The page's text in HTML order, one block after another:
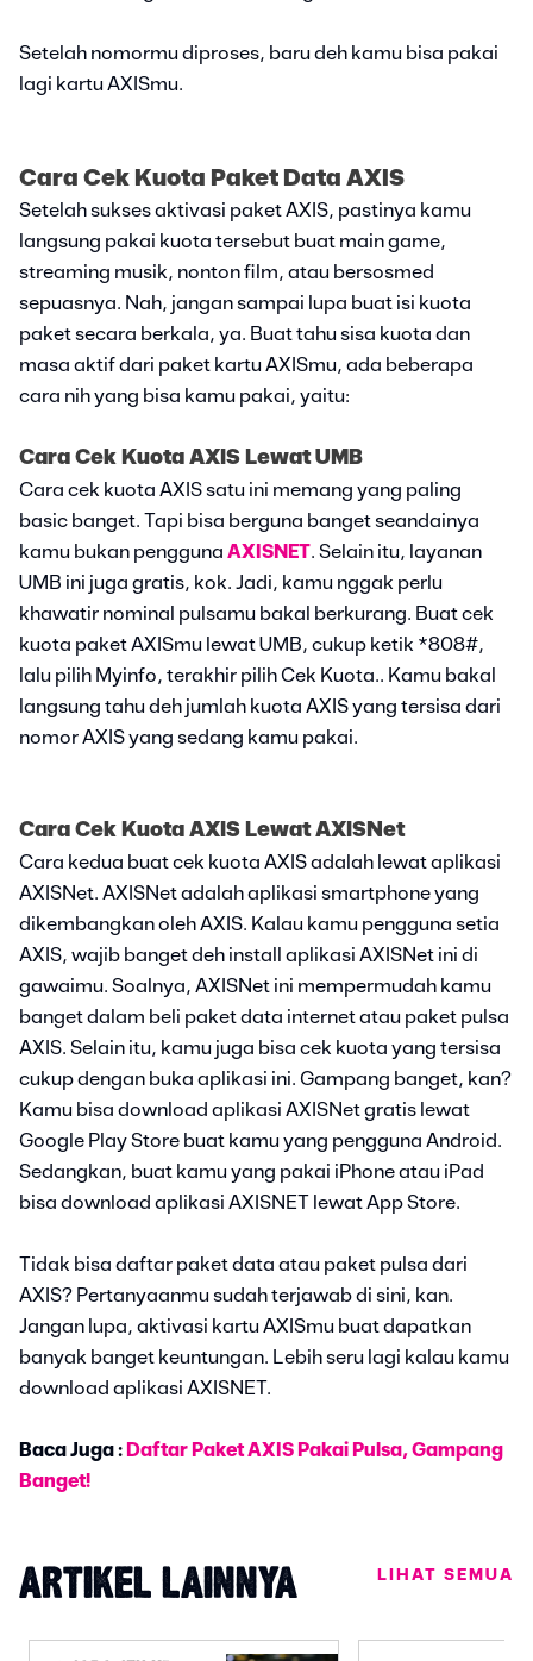
Setelah nomormu diproses, baru deh kamu bisa pakai
lagi kartu AXISmu.
Cara Cek Kuota Paket Data AXIS
Setelah sukses aktivasi paket AXIS, pastinya kamu
langsung pakai kuota tersebut buat main game,
streaming musik, nonton film, atau bersosmed
sepuasnya. Nah, jangan sampai lupa buat isi kuota
paket secara berkala, ya. Buat tahu sisa kuota dan
masa aktif dari paket kartu AXISmu, ada beberapa
cara nih yang bisa kamu pakai, yaitu:
Cara Cek Kuota AXIS Lewat UMB
Cara cek kuota AXIS satu ini memang yang paling
basic banget. Tapi bisa berguna banget seandainya
kamu bukan pengguna AXISNET. Selain itu, layanan
UMB ini juga gratis, kok. Jadi, kamu nggak perlu
khawatir nominal pulsamu bakal berkurang. Buat cek
kuota paket AXISmu lewat UMB, cukup ketik *808#,
lalu pilih Myinfo, terakhir pilih Cek Kuota.. Kamu bakal
langsung tahu deh jumlah kuota AXIS yang tersisa dari
nomor AXIS yang sedang kamu pakai.
Cara Cek Kuota AXIS Lewat AXISNet
Cara kedua buat cek kuota AXIS adalah lewat aplikasi
AXISNet. AXISNet adalah aplikasi smartphone yang
dikembangkan oleh AXIS. Kalau kamu pengguna setia
AXIS, wajib banget deh install aplikasi AXISNet ini di
gawaimu. Soalnya, AXISNet ini mempermudah kamu
banget dalam beli paket data internet atau paket pulsa
AXIS. Selain itu, kamu juga bisa cek kuota yang tersisa
cukup dengan buka aplikasi ini. Gampang banget, kan?
Kamu bisa download aplikasi AXISNet gratis lewat
Google Play Store buat kamu yang pengguna Android.
Sedangkan, buat kamu yang pakai iPhone atau iPad
bisa download aplikasi AXISNET lewat App Store.
Tidak bisa daftar paket data atau paket pulsa dari
AXIS? Pertanyaanmu sudah terjawab di sini, kan.
Jangan lupa, aktivasi kartu AXISmu buat dapatkan
banyak banget keuntungan. Lebih seru lagi kalau kamu
download aplikasi AXISNET.
Baca Juga : Daftar Paket AXIS Pakai Pulsa, Gampang
Banget!
ARTIKEL LAINNYA LIHAT SEMUA